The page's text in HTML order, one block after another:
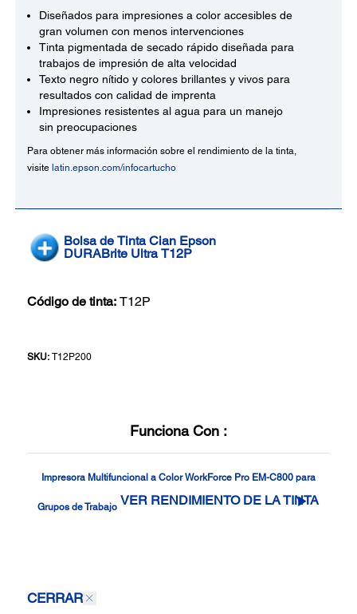
Diseñados para impresiones a color accesibles de
gran volumen con menos intervenciones
Tinta pigmentada de secado rápido diseñada para
trabajos de impresión de alta velocidad
Texto negro nítido y colores brillantes y vivos para
resultados con calidad de imprenta
Impresiones resistentes al agua para un manejo
sin preocupaciones
Para obtener más información sobre el rendimiento de la tinta,
visite latin.epson.com/infocartucho
Bolsa de Tinta Cian Epson
DURABrite Ultra T12P
Código de tinta: T12P
SKU: T12P200
Funciona Con :
Impresora Multifuncional a Color WorkForce Pro EM-C800 para
Grupos de Trabajo VER RENDIMIENTO DE LA TINTA
CERRAR